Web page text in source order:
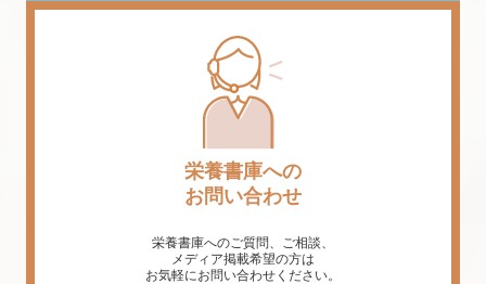
栄養書庫への
お問い合わせ
栄養書庫へのご質問、ご相談、
メディア掲載希望の方は
お気軽にお問い合わせください。